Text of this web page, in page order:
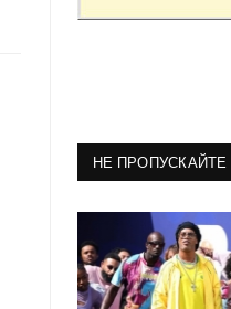
НЕ ПРОПУСКАЙТЕ